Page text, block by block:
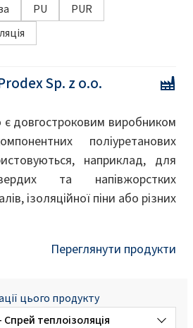
PU
PUR
Sp. z o.o.
є довгостроковим виробником
поліуретанових
наприклад, для
та напівжорстких
ізоляційної піни або різних
Переглянути продукти
цього продукту
теплоізоляція